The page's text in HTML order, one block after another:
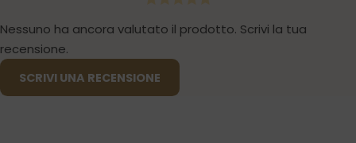
Nessuno ha ancora valutato il prodotto. Scrivi la tua
recensione.
SCRIVI UNA RECENSIONE